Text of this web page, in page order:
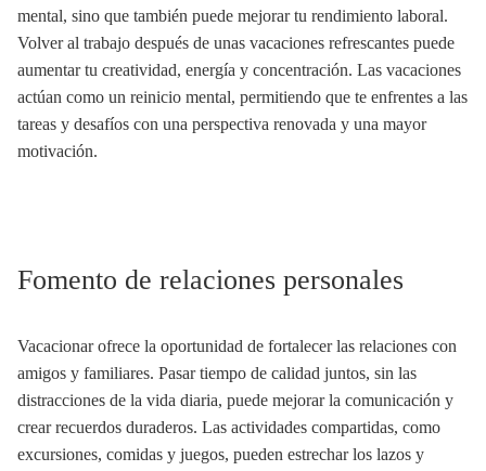
mental, sino que también puede mejorar tu rendimiento laboral.
Volver al trabajo después de unas vacaciones refrescantes puede
aumentar tu creatividad, energía y concentración. Las vacaciones
actúan como un reinicio mental, permitiendo que te enfrentes a las
tareas y desafíos con una perspectiva renovada y una mayor
motivación.
Fomento de relaciones personales
Vacacionar ofrece la oportunidad de fortalecer las relaciones con
amigos y familiares. Pasar tiempo de calidad juntos, sin las
distracciones de la vida diaria, puede mejorar la comunicación y
crear recuerdos duraderos. Las actividades compartidas, como
excursiones, comidas y juegos, pueden estrechar los lazos y